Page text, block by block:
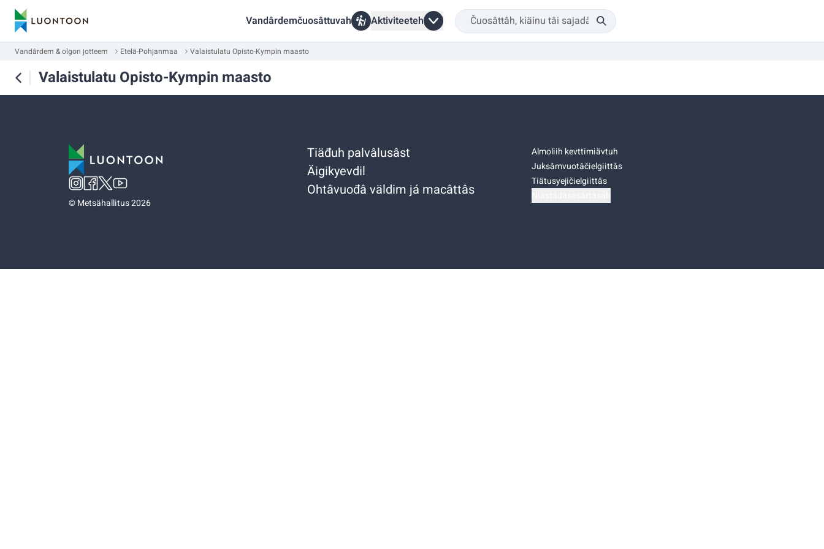
Vandârdemčuosâttuvah Aktiviteeteh
Vandârdem & olgon jotteem Etelä-Pohjanmaa Valaistulatu Opisto-Kympin maasto
Valaistulatu Opisto-Kympin maasto
©Metsähallitus 2026
Tiäđuh palvâlusâst
Äigikyevdil
Ohtâvuođâ väldim já macâttâs
Almoliih kevttimiävtuh
Juksâmvuotâčielgiittâs
Tiätusyejičielgiittâs